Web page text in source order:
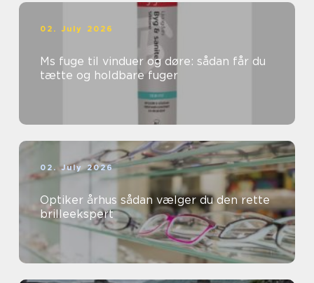
02. July 2026
Ms fuge til vinduer og døre: sådan får du
tætte og holdbare fuger
02. July 2026
Optiker århus sådan vælger du den rette
brilleekspert